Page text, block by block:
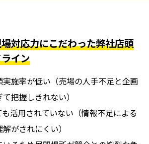
対応力にこだわった弊社店頭
イン
施率が低い（売場の人手不足と企画
把握しきれない）
活用されていない（情報不足による
がされにくい）